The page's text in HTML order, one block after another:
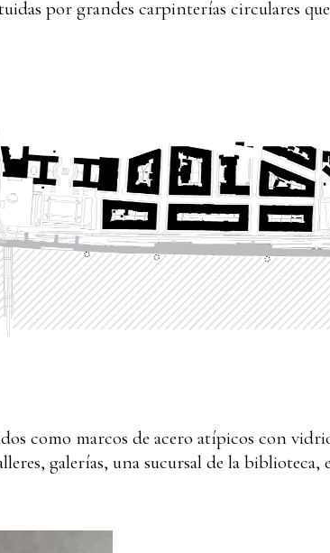
por grandes carpinterías circulares
como marcos de acero atípicos con
galerías, una sucursal de la biblioteca,